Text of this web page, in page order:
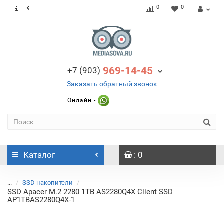
0 0
+7 (903) 969-14-45
Заказать обратный звонок
Онлайн -
Каталог : 0
... SSD накопители
SSD Apacer M.2 2280 1TB AS2280Q4X Client SSD
AP1TBAS2280Q4X-1